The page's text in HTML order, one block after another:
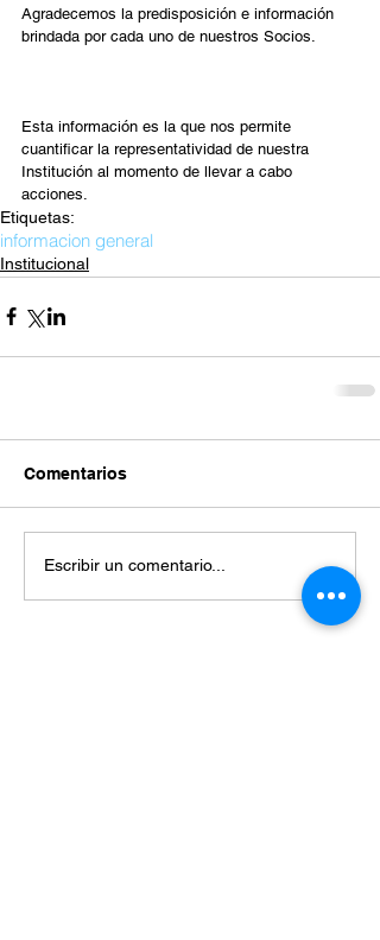
Agradecemos la predisposición e información
brindada por cada uno de nuestros Socios.⁣⁣⁣
Esta información es la que nos permite
cuantificar la representatividad de nuestra
Institución al momento de llevar a cabo
acciones.⁣⁣⁣
Etiquetas:
informacion general
Institucional
Comentarios
Escribir un comentario...